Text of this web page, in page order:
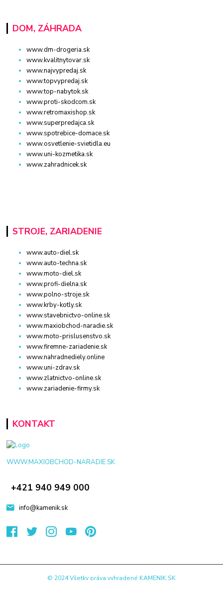
DOM, ZÁHRADA
www.dm-drogeria.sk
www.kvalitnytovar.sk
www.najvypredaj.sk
www.topvypredaj.sk
www.top-nabytok.sk
www.proti-skodcom.sk
www.retromaxishop.sk
www.superpredajca.sk
www.spotrebice-domace.sk
www.osvetlenie-svietidla.eu
www.uni-kozmetika.sk
www.zahradnicek.sk
STROJE, ZARIADENIE
www.auto-diel.sk
www.auto-techna.sk
www.moto-diel.sk
www.profi-dielna.sk
www.polno-stroje.sk
www.krby-kotly.sk
www.stavebnictvo-online.sk
www.maxiobchod-naradie.sk
www.moto-prislusenstvo.sk
www.firemne-zariadenie.sk
www.nahradnediely.online
www.uni-zdrav.sk
www.zlatnictvo-online.sk
www.zariadenie-firmy.sk
KONTAKT
WWW.MAXIOBCHOD-NARADIE.SK
+421 940 949 000
info@kamenik.sk
© 2024 Všetky práva vyhradené KAMENIK.SK